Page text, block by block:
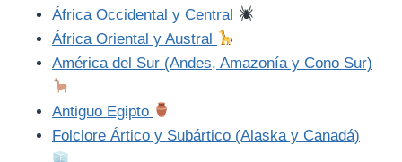
África Occidental y Central
África Oriental y Austral
América del Sur (Andes, Amazonía y Cono Sur)
Antiguo Egipto
Folclore Ártico y Subártico (Alaska y Canadá)